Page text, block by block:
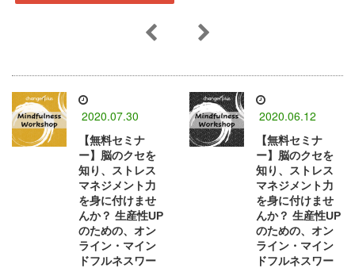
2020.07.30
【無料セミナ
ー】脳のクセを
知り、ストレス
マネジメント力
を身に付けませ
んか？ 生産性UP
のための、オン
ライン・マイン
ドフルネスワー
2020.06.12
【無料セミナ
ー】脳のクセを
知り、ストレス
マネジメント力
を身に付けませ
んか？ 生産性UP
のための、オン
ライン・マイン
ドフルネスワー